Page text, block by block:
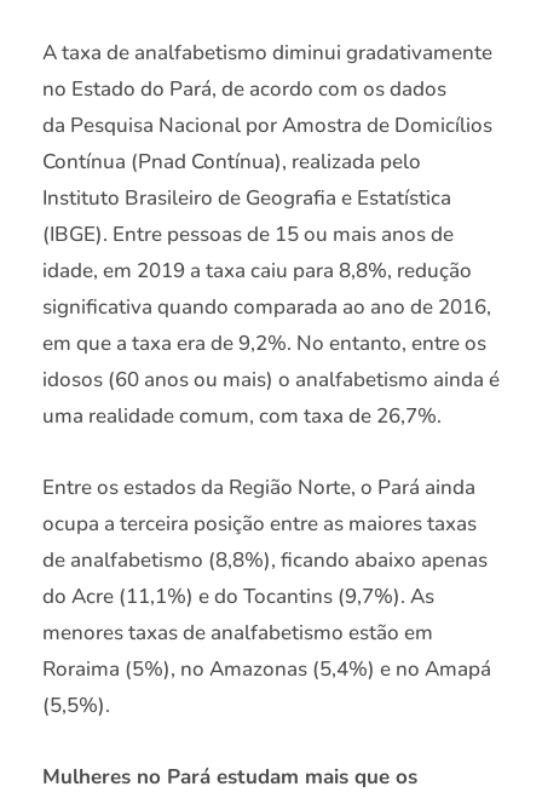
A taxa de analfabetismo diminui gradativamente
no Estado do Pará, de acordo com os dados
da Pesquisa Nacional por Amostra de Domicílios
Contínua (Pnad Contínua), realizada pelo
Instituto Brasileiro de Geografia e Estatística
(IBGE). Entre pessoas de 15 ou mais anos de
idade, em 2019 a taxa caiu para 8,8%, redução
significativa quando comparada ao ano de 2016,
em que a taxa era de 9,2%. No entanto, entre os
idosos (60 anos ou mais) o analfabetismo ainda é
uma realidade comum, com taxa de 26,7%.
Entre os estados da Região Norte, o Pará ainda
ocupa a terceira posição entre as maiores taxas
de analfabetismo (8,8%), ficando abaixo apenas
do Acre (11,1%) e do Tocantins (9,7%). As
menores taxas de analfabetismo estão em
Roraima (5%), no Amazonas (5,4%) e no Amapá
(5,5%).
Mulheres no Pará estudam mais que os